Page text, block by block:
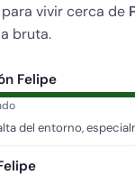
vivir cerca de
bruta.
Felipe
del entorno,